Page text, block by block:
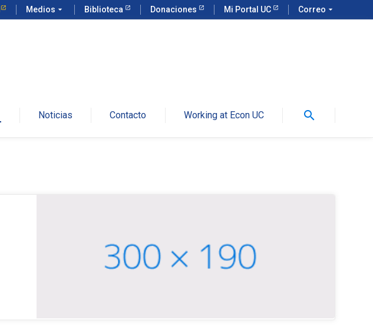
Medios arrow_drop_down Biblioteca Donaciones Mi Portal UC Correo arrow_drop_down
Noticias Contacto Working at Econ UC search